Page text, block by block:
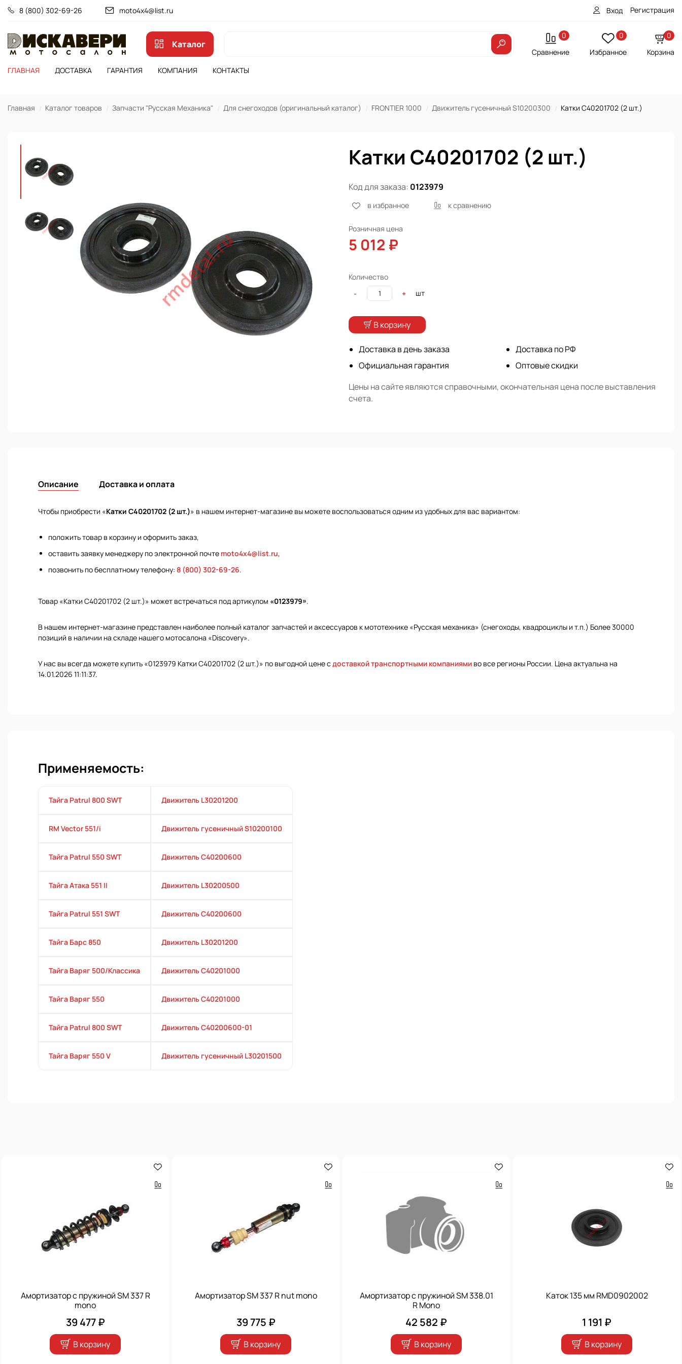
8 (800) 302-69-26 moto4x4@list.ru Вход Регистрация
Каталог
0
Сравнение
0
Избранное
0
Корзина
ГЛАВНАЯ
ДОСТАВКА ГАРАНТИЯ КОМПАНИЯ КОНТАКТЫ
Главная Каталог товаров Запчасти "Русская Механика" Для снегоходов (оригинальный каталог) FRONTIER 1000 Движитель гусеничный S10200300 Катки C40201702 (2 шт.)
Катки C40201702 (2 шт.)
Код для заказа: 0123979
в избранное к сравнению
Розничная цена
5 012 ₽
Количество
-
+ шт
В корзину
Доставка в день заказа
Официальная гарантия
Доставка по РФ
Оптовые скидки
Цены на сайте являются справочными, окончательная цена после выставления
счета.
Описание Доставка и оплата
Чтобы приобрести «Катки C40201702 (2 шт.)» в нашем интернет-магазине вы можете воспользоваться одним из удобных для вас вариантом:
положить товар в корзину и оформить заказ,
оставить заявку менеджеру по электронной почте moto4x4@list.ru,
позвонить по бесплатному телефону: 8 (800) 302-69-26.
Товар «Катки C40201702 (2 шт.)» может встречаться под артикулом «0123979».
В нашем интернет-магазине представлен наиболее полный каталог запчастей и аксессуаров к мототехнике «Русская механика» (снегоходы, квадроциклы и т.п.) Более 30000
позиций в наличии на складе нашего мотосалона «Discovery».
У нас вы всегда можете купить «0123979 Катки C40201702 (2 шт.)» по выгодной цене с доставкой транспортными компаниями во все регионы России. Цена актуальна на
14.01.2026 11:11:37.
Применяемость:
Тайга Patrul 800 SWT Движитель L30201200
RM Vector 551/i Движитель гусеничный S10200100
Тайга Patrul 550 SWT Движитель C40200600
Тайга Атака 551 II Движитель L30200500
Тайга Patrul 551 SWT Движитель C40200600
Тайга Барс 850 Движитель L30201200
Тайга Варяг 500/Классика Движитель С40201000
Тайга Варяг 550 Движитель С40201000
Тайга Patrul 800 SWT Движитель C40200600-01
Тайга Варяг 550 V Движитель гусеничный L30201500
Амортизатор с пружиной SM 337 R
mono
39 477 ₽
В корзину
Амортизатор SM 337 R nut mono
39 775 ₽
В корзину
Амортизатор с пружиной SM 338.01
R Mono
42 582 ₽
В корзину
Каток 135 мм RMD0902002
1 191 ₽
В корзину